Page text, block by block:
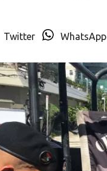
Twitter WhatsApp